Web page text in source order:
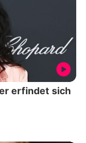
erfindet sich